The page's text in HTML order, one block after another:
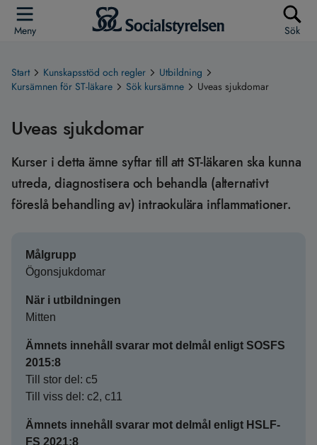
Meny Sök
Start Kunskapsstöd och regler
Utbildning
Kursämnen för ST-läkare
Sök kursämne Uveas sjukdomar
Uveas sjukdomar
Kurser i detta ämne syftar till att ST-läkaren ska kunna
utreda, diagnostisera och behandla (alternativt
föreslå behandling av) intraokulära inflammationer.
Målgrupp
Ögonsjukdomar
När i utbildningen
Mitten
Ämnets innehåll svarar mot delmål enligt SOSFS
2015:8
Till stor del: c5
Till viss del: c2, c11
Ämnets innehåll svarar mot delmål enligt HSLF-
FS 2021:8